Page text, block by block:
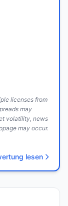
licenses from
may
volatility, news
may occur.
lesen